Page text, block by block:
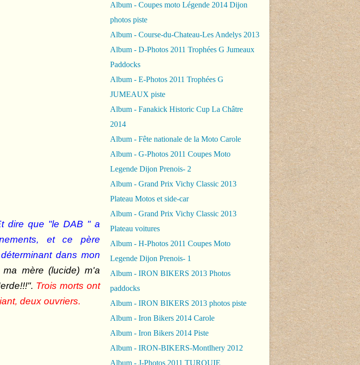
dire que "le DAB " a
et ce père
dans mon
ma mère (lucide) m'a
Trois morts ont
deux ouvriers.
Album - Coupes moto Légende 2014 Dijon
photos piste
Album - Course-du-Chateau-Les Andelys 2013
Album - D-Photos 2011 Trophées G Jumeaux
Paddocks
Album - E-Photos 2011 Trophées G
JUMEAUX piste
Album - Fanakick Historic Cup La Châtre
2014
Album - Fête nationale de la Moto Carole
Album - G-Photos 2011 Coupes Moto
Legende Dijon Prenois- 2
Album - Grand Prix Vichy Classic 2013
Plateau Motos et side-car
Album - Grand Prix Vichy Classic 2013
Plateau voitures
Album - H-Photos 2011 Coupes Moto
Legende Dijon Prenois- 1
Album - IRON BIKERS 2013 Photos
paddocks
Album - IRON BIKERS 2013 photos piste
Album - Iron Bikers 2014 Carole
Album - Iron Bikers 2014 Piste
Album - IRON-BIKERS-Montlhery 2012
Album - J-Photos 2011 TURQUIE